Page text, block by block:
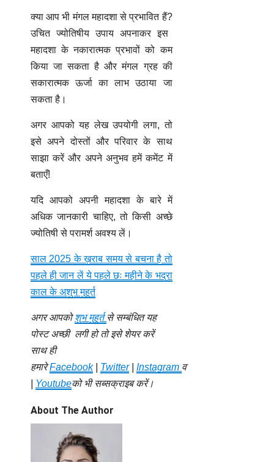
क्या आप भी मंगल महादशा से प्रभावित हैं?
उचित ज्योतिषीय उपाय अपनाकर इस
महादशा के नकारात्मक प्रभावों को कम
किया जा सकता है और मंगल ग्रह की
सकारात्मक ऊर्जा का लाभ उठाया जा
सकता है।
अगर आपको यह लेख उपयोगी लगा, तो
इसे अपने दोस्तों और परिवार के साथ
साझा करें और अपने अनुभव हमें कमेंट में
बताएँ!
यदि आपको अपनी महादशा के बारे में
अधिक जानकारी चाहिए, तो किसी अच्छे
ज्योतिषी से परामर्श अवश्य लें।
साल 2025 के ख़राब समय से बचना है तो
पहले ही जान लें ये पहले छः महीने के भद्रा
काल के अशुभ मुहूर्त
अगर आपकोशुभ मुहूर्त से सम्बंधित यह
पोस्ट अच्छी लगी हो तो इसे शेयर करें
साथ ही
हमारेFacebook| Twitter| Instagram व
Youtubeको भी सब्सक्राइब करें।
About The Author